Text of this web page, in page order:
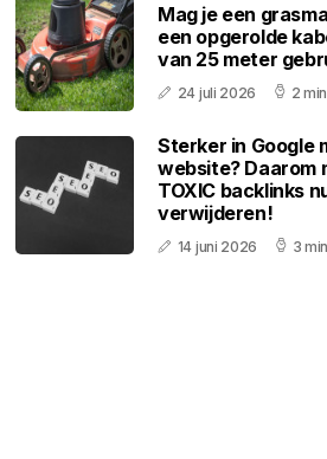
Mag je een
een opgerolde
van 25 meter
24 juli 2026 2
Sterker in Google
website? Daarom
TOXIC backlinks
verwijderen!
14 juni 2026 3